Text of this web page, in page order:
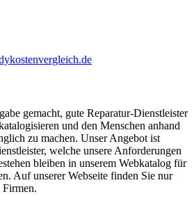
gemacht, gute Reparatur-Dienstleister
und den Menschen anhand
zu machen. Unser Angebot ist
welche unsere Anforderungen
bleiben in unserem Webkatalog für
Auf unserer Webseite finden Sie nur
Firmen.